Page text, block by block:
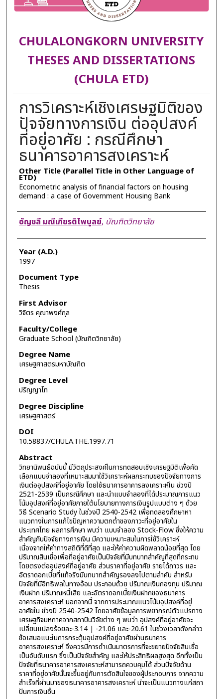
CHULALONGKORN UNIVERSITY
THESES AND DISSERTATIONS
(CHULA ETD)
การวิเคราะห์เชิงเศรษฐมิติของ
ปัจจัยทางการเงิน ต่ออุปสงค์
ที่อยู่อาศัย : กรณีศึกษา
ธนาคารอาคารสงเคราะห์
Other Title (Parallel Title in Other Language of
ETD)
Econometric analysis of financial factors on housing
demand : a case of Government Housing Bank
Author
อัญชลี มณีเกียรติไพบูลย์, บัณฑิตวิทยาลัย
Year (A.D.)
1997
Document Type
Thesis
First Advisor
วิจิตร คุณาพงศ์กุล
Faculty/College
Graduate School (บัณฑิตวิทยาลัย)
Degree Name
เศรษฐศาสตรมหาบัณฑิต
Degree Level
ปริญญาโท
Degree Discipline
เศรษฐศาสตร์
DOI
10.58837/CHULA.THE.1997.71
Abstract
วิทยานิพนธ์ฉบับนี้ มีวัตถุประสงค์ในการทดสอบเชิงเศรษฐมิติเพื่อคัด
เลือกแบบจำลองที่เหมาะสมมาใช้วิเคราะห์ผลกระทบของปัจจัยทางการ
เงินต่ออุปสงค์ที่อยู่อาศัย โดยใช้ธนาคารอาคารลงเคราะห์ใน ช่วงปี
2521-2539 เป็นกรณีศึกษา และนำแบบจำลองที่ได้ประมาณการแนว
โน้มอุปสงค์ที่อยู่อาศัยภายใต้นโยบายทางการเงินรูปแบบต่าง ๆ ด้วย
วิธี Scenario Study ในช่วงปี 2540-2542 เพื่อทดลองศึกษาหา
แนวทางในการแก้ไขปัญหาความตกตํ่าของภาวะที่อยู่อาศัยใน
ประเทศไทย ผลการศึกษา พบว่า แบบจำลอง Stock-Flow ซึ่งให้ความ
สำคัญกับปัจจัยทางการเงิน มีความเหมาะสมในการใช้วิเคราะห์
เนื่องจากให้ค่าทางสถิติที่ดีที่สุด และให้ค่าความผิดพลาดน้อยที่สุด โดย
ปริมาณสินเชื่อเพื่อที่อยู่อาศัยเป็นปัจจัยที่มีบทบาทสำคัญที่สุดที่กระทบ
โดยตรงต่ออุปสงค์ที่อยู่อาศัย ส่วนราคาที่อยู่อาศัย รายได้ถาวร และ
อัตราดอกเบี้ยที่แท้จริงมีบทบาทสำคัญรองลงไปตามลำคับ สำหรับ
ปัจจัยที่มีอิทธิพลในทางอ้อม ประกอบด้วย ปริมาณเงินกองทุน ปริมาณ
เงินฝาก ปริมาณหนี้เสีย และอัตราดอกเบี้ยเงินฝากของธนาคาร
อาคารสงเคราะห์ นอกจากนี้ จากการประมาณแนวโน้มอุปสงค์ที่อยู่
อาศัยใน ช่วงปี 2540-2542 โดยอาศัยข้อมูลการพยากรณ์ตัวแปรทาง
เศรษฐกิจมหภาคจากสถาปันวิจัยต่าง ๆ พบว่า อุปสงค์ที่อยู่อาศัยจะ
เปลี่ยนแปลงร้อยละ-3.14 | -21.06 และ-20.61 ในช่วงเวลาดังกล่าว
ข้อเสนอแนะในการกระตุ้นอุปสงค์ที่อยู่อาศัยผ่านธนาคาร
อาคารสงเคราะห์ จึงควรมีการดำเนินมาตรการที่จะขยายปัจจัยสินเชื่อ
เป็นอันดับแรก ซึ่งเป็นปัจจัยสำคัญ และให้ประสิทธิผลสูงสุด อีกทั้งเป็น
ปัจจัยที่ธนาคารอาคารสงเคราะห์สามารถควบคุมได้ ส่วนปัจจัยด้าน
ราคาที่อยู่อาศัยนั้นจะขึ้นอยู่กับการตัดสินใจของผู้ประกอบการ จากความ
สำเร็จที่ผ่านมาของธนาคารอาคารสงเคราะห์ น่าจะเป็นแนวทางแก่สถา
ปันการเงินอื่น